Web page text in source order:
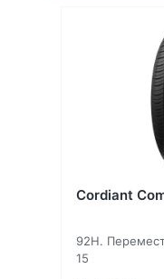
Cordiant
92H.
15